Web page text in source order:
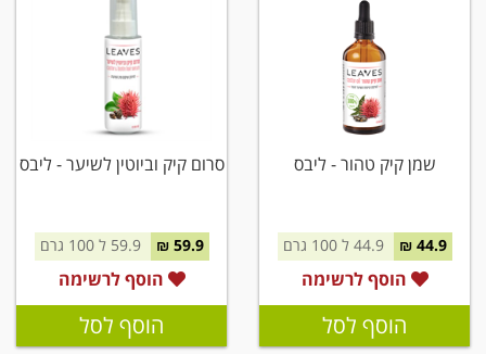
שמן קיק טהור - ליבס
44.9 ₪ 44.9 ל 100 גרם
הוסף לרשימה
הוסף לסל
סרום קיק וביוטין לשיער - ליבס
59.9 ₪ 59.9 ל 100 גרם
הוסף לרשימה
הוסף לסל